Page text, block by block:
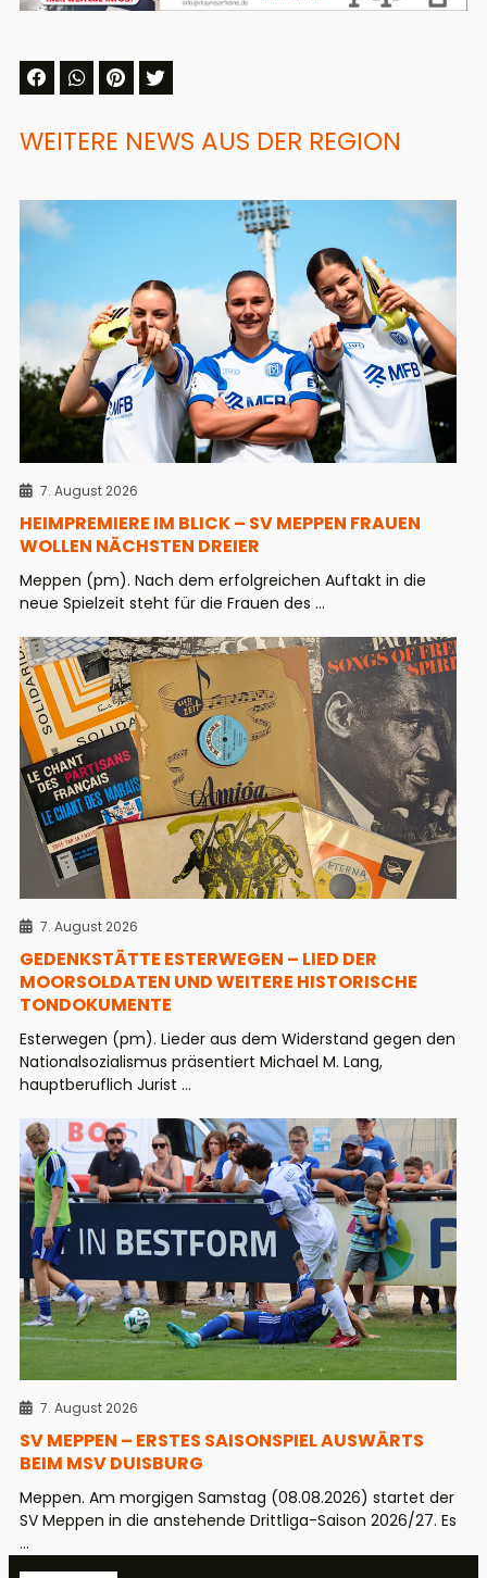
WEITERE NEWS AUS DER REGION
7. August 2026
HEIMPREMIERE IM BLICK – SV MEPPEN FRAUEN
WOLLEN NÄCHSTEN DREIER
Meppen (pm). Nach dem erfolgreichen Auftakt in die
neue Spielzeit steht für die Frauen des ...
7. August 2026
GEDENKSTÄTTE ESTERWEGEN – LIED DER
MOORSOLDATEN UND WEITERE HISTORISCHE
TONDOKUMENTE
Esterwegen (pm). Lieder aus dem Widerstand gegen den
Nationalsozialismus präsentiert Michael M. Lang,
hauptberuflich Jurist ...
7. August 2026
SV MEPPEN – ERSTES SAISONSPIEL AUSWÄRTS
BEIM MSV DUISBURG
Meppen. Am morgigen Samstag (08.08.2026) startet der
SV Meppen in die anstehende Drittliga-Saison 2026/27. Es
...